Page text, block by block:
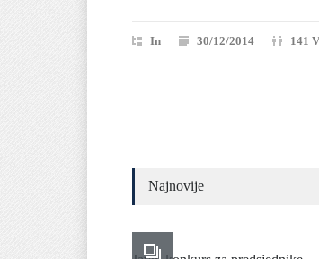
In 30/12/2014 141
Najnovije